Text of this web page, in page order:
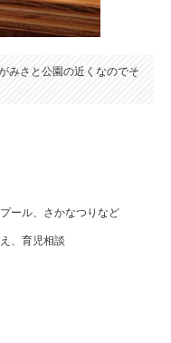
みさと公園の近くなのでそ
ール、さかなつりなど
、育児相談